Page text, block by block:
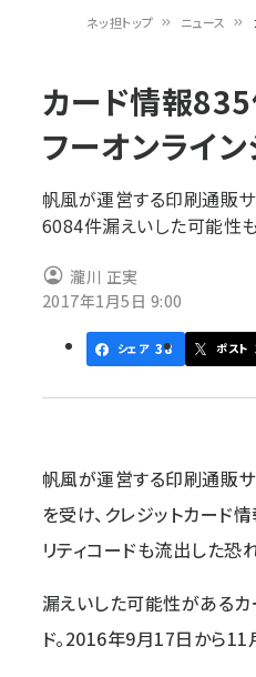
ン
く
ず
ネッ担トップ ニュース
カード情報835
フーオンライン
帆風が運営する印刷通販サ
6084件漏えいした可能性も
瀧川 正実
2017年1月5日 9:00
シェア 38 ポスト
帆風が運営する印刷通販サ
を受け、クレジットカード
リティコードも流出した恐
漏えいした可能性があるカ
ド。2016年9月17日から